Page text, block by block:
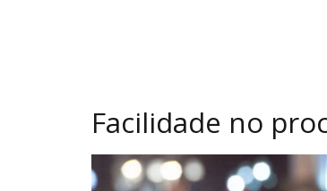
Facilidade no